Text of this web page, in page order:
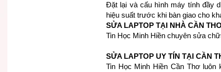
Đặt lại và cấu hình máy tính đầy
hiệu suất trước khi bàn giao cho
SỬA LAPTOP TẠI NHÀ CẦN
Tin Học Minh Hiền chuyên sửa
SỬA LAPTOP UY TÍN TẠI CẦN
Tin Học Minh Hiền Cần Thơ